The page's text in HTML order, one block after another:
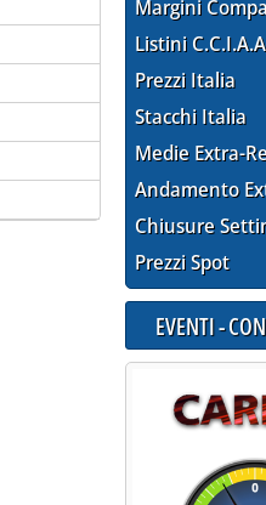
Margini
Listini
Prezzi Italia
Stacchi Italia
Medie Extra-
Andamento
Chiusure
Prezzi Spot
EVENTI -